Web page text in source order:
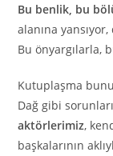
Bu benlik, bu
alanına
Bu önyargılarla,
Kutuplaşma
Dağ gibi
aktörlerimiz,
başkalarının